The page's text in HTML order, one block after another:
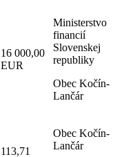
16 000,00
EUR
Ministerstvo
financií
Slovenskej
republiky
Obec Kočín-
Lančár
113,71
Obec Kočín-
Lančár